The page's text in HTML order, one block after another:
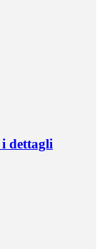
dettagli